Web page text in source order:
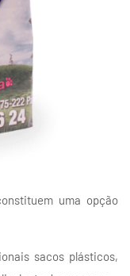
uma opção
sacos plásticos,